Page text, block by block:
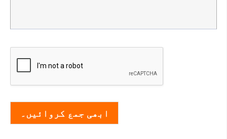
ابھی جمع کروائیں۔